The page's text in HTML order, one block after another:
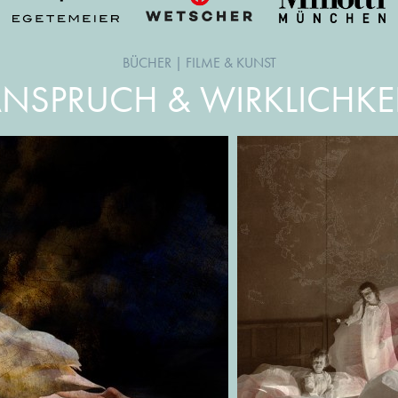
BÜCHER | FILME & KUNST
&